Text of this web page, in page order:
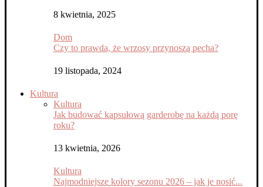
8 kwietnia, 2025
Dom
Czy to prawda, że wrzosy przynoszą pecha?
19 listopada, 2024
Kultura
Kultura
Jak budować kapsułową garderobę na każdą porę
roku?
13 kwietnia, 2026
Kultura
Najmodniejsze kolory sezonu 2026 – jak je nosić...